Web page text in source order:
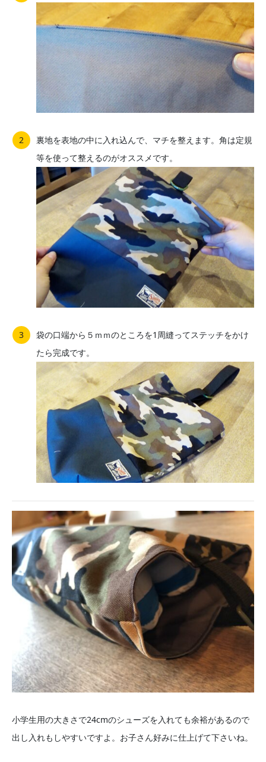
裏地を表地の中に入れ込んで、マチを整えます。角は定規
等を使って整えるのがオススメです。
袋の口端から５ｍｍのところを1周縫ってステッチをかけ
たら完成です。
小学生用の大きさで24cmのシューズを入れても余裕があるので
出し入れもしやすいですよ。お子さん好みに仕上げて下さいね。